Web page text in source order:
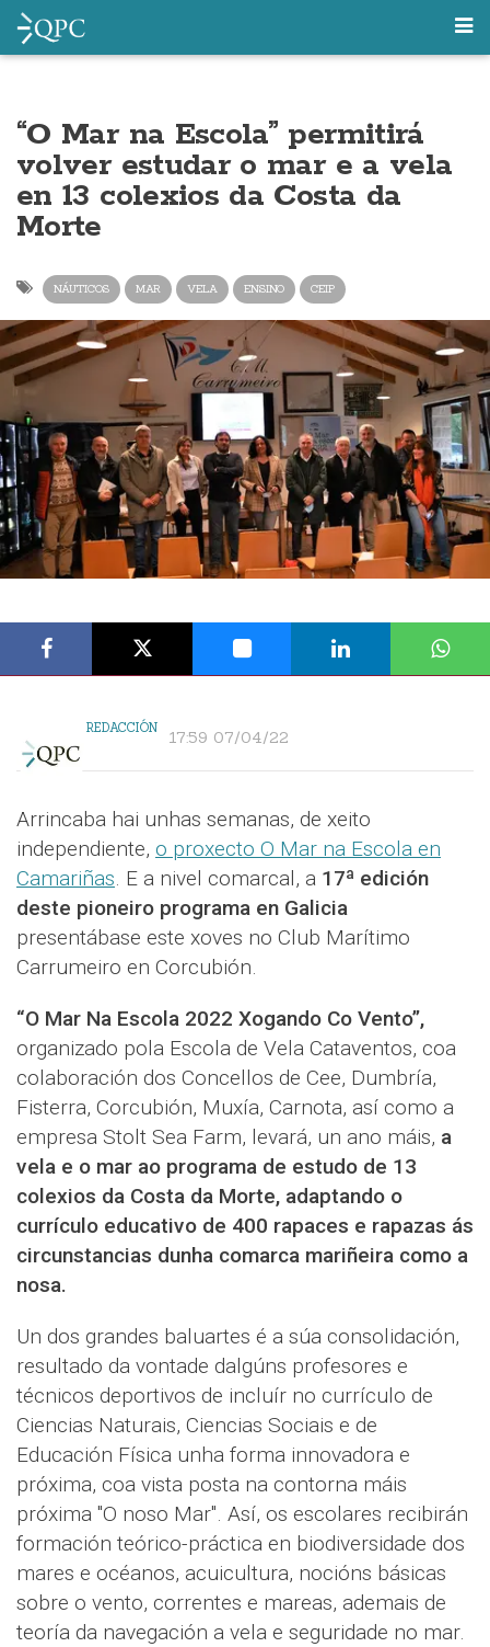
“O Mar na Escola” permitirá
volver estudar o mar e a vela
en 13 colexios da Costa da
Morte
NÁUTICOS MAR VELA ENSINO CEIP
REDACCIÓN 17:59 07/04/22
Arrincaba hai unhas semanas, de xeito
independiente, o proxecto O Mar na Escola en
Camariñas. E a nivel comarcal, a 17ª edición
deste pioneiro programa en Galicia
presentábase este xoves no Club Marítimo
Carrumeiro en Corcubión.
“O Mar Na Escola 2022 Xogando Co Vento”,
organizado pola Escola de Vela Cataventos, coa
colaboración dos Concellos de Cee, Dumbría,
Fisterra, Corcubión, Muxía, Carnota, así como a
empresa Stolt Sea Farm, levará, un ano máis, a
vela e o mar ao programa de estudo de 13
colexios da Costa da Morte, adaptando o
currículo educativo de 400 rapaces e rapazas ás
circunstancias dunha comarca mariñeira como a
nosa.
Un dos grandes baluartes é a súa consolidación,
resultado da vontade dalgúns profesores e
técnicos deportivos de incluír no currículo de
Ciencias Naturais, Ciencias Sociais e de
Educación Física unha forma innovadora e
próxima, coa vista posta na contorna máis
próxima "O noso Mar". Así, os escolares recibirán
formación teórico-práctica en biodiversidade dos
mares e océanos, acuicultura, nocións básicas
sobre o vento, correntes e mareas, ademais de
teoría da navegación a vela e seguridade no mar.